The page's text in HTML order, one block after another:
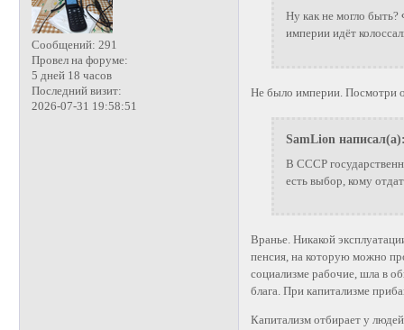
Сообщений: 291
Провел на форуме:
5 дней 18 часов
Последний визит:
2026-07-31 19:58:51
Ну как не могло
империи идёт
Не было империи. Посмотри
SamLion
В СССР
есть выбор, кому
Вранье. Никакой
пенсия, на которую можно
социализме рабочие, шла в
блага. При капитализме
Капитализм отбирает у